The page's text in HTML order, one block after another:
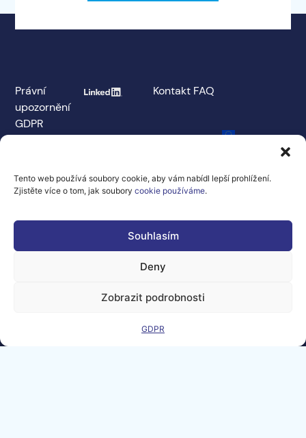
Tento web používá soubory cookie, aby vám nabídl lepší prohlížení.
Zjistěte více o tom, jak soubory cookie používáme.
Souhlasím
Deny
Zobrazit podrobnosti
GDPR
Kontakt FAQ
Právní
upozornění
GDPR
Spolufinancováno
v rámci